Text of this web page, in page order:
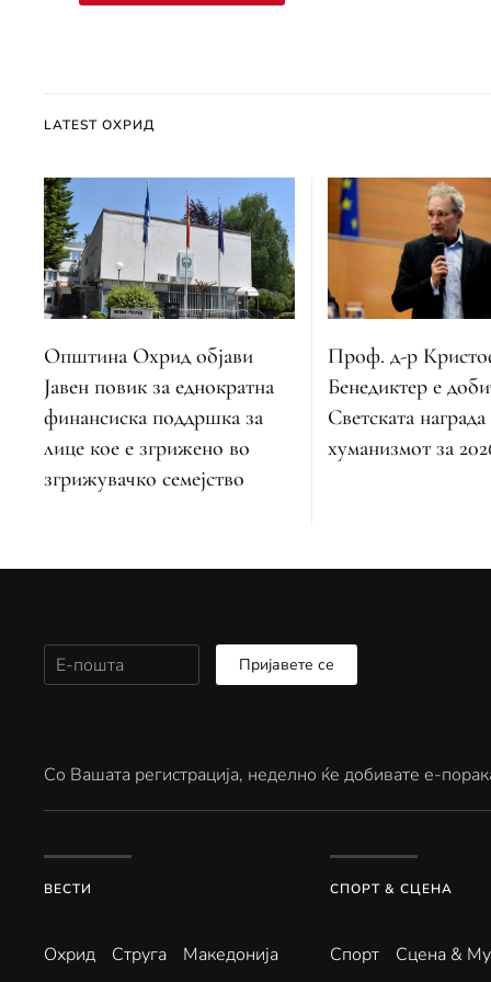
LATEST ОХРИД
Општина Охрид објави
Јавен повик за еднократна
финансиска поддршка за
лице кое е згрижено во
згрижувачко семејство
Проф. д-р
Бенедиктер е
Светската
хуманизмот за
Пријавете се
Со Вашата регистрација, неделно ќе добивате е-
ВЕСТИ
Охрид Струга Македонија
СПОРТ & СЦЕНА
Спорт Сцена &